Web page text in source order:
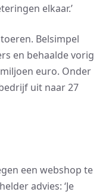
elkaar.’
Belsimpel
en behaalde vorig
euro. Onder
uit naar 27
een webshop te
advies: ‘Je